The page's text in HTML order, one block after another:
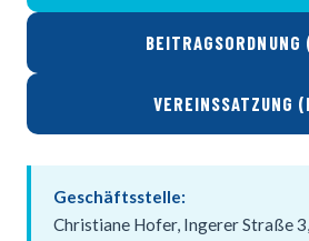
VEREINSSATZUNG
Geschäftsstelle:
Christiane Hofer, Ingerer Straße